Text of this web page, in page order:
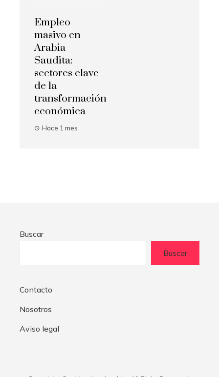
Empleo
masivo en
Arabia
Saudita:
sectores clave
de la
transformación
económica
Hace 1 mes
Buscar
Buscar
Contacto
Nosotros
Aviso legal